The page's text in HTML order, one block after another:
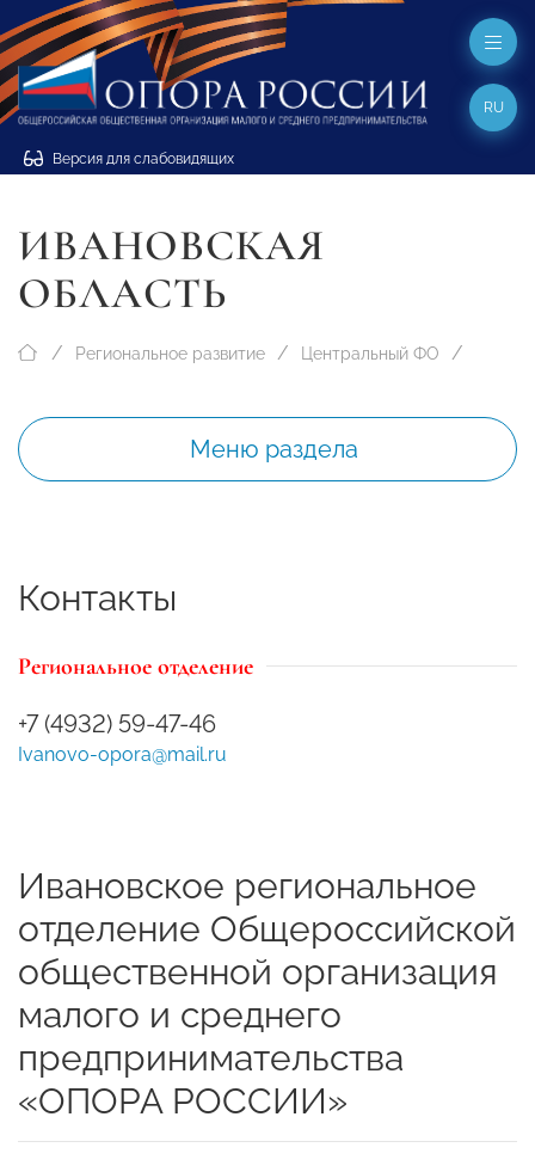
Версия для слабовидящих
RU
ИВАНОВСКАЯ
ОБЛАСТЬ
Региональное развитие Центральный ФО
Меню раздела
Контакты
Региональное отделение
+7 (4932) 59-47-46
Ivanovo-opora@mail.ru
Ивановское региональное
отделение Общероссийской
общественной организация
малого и среднего
предпринимательства
«ОПОРА РОССИИ»